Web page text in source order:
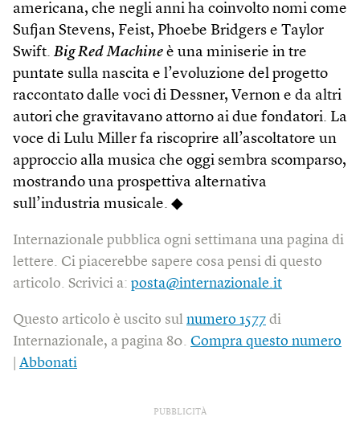
americana, che negli anni ha coinvolto nomi come
Sufjan Stevens, Feist, Phoebe Bridgers e Taylor
Swift. Big Red Machine è una miniserie in tre
puntate sulla nascita e l’evoluzione del progetto
raccontato dalle voci di Dessner, Vernon e da altri
autori che gravitavano attorno ai due fondatori. La
voce di Lulu Miller fa riscoprire all’ascoltatore un
approccio alla musica che oggi sembra scomparso,
mostrando una prospettiva alternativa
sull’industria musicale. ◆
Internazionale pubblica ogni settimana una pagina di
lettere. Ci piacerebbe sapere cosa pensi di questo
articolo. Scrivici a: posta@internazionale.it
Questo articolo è uscito sul numero 1577 di
Internazionale, a pagina 80. Compra questo numero
Abbonati
PUBBLICITÀ